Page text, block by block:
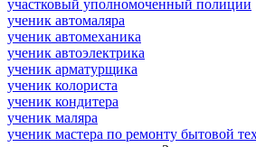
участковый уполномоченный полиции
ученик автомаляра
ученик автомеханика
ученик автоэлектрика
ученик арматурщика
ученик колориста
ученик кондитера
ученик маляра
ученик мастера по ремонту бытовой